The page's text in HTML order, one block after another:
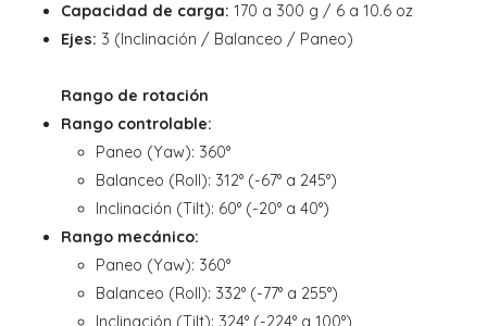
Capacidad de carga: 170 a 300 g / 6 a 10.6 oz
Ejes: 3 (Inclinación / Balanceo / Paneo)
Rango de rotación
Rango controlable:
Paneo (Yaw): 360°
Balanceo (Roll): 312° (-67° a 245°)
Inclinación (Tilt): 60° (-20° a 40°)
Rango mecánico:
Paneo (Yaw): 360°
Balanceo (Roll): 332° (-77° a 255°)